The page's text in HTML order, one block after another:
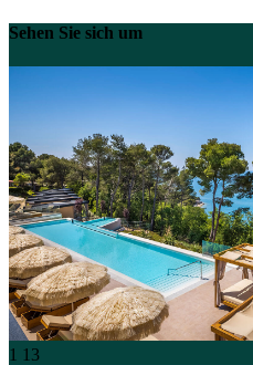
Sehen Sie sich um
1 13